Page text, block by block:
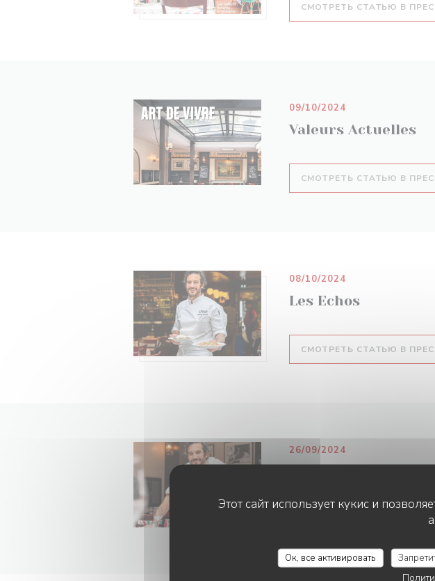
Этот сайт использует кукис и
Ок, все активировать
СМОТРЕТЬ СТАТЬЮ В
Valeurs Actuelles
09/10/2024
СМОТРЕТЬ СТАТЬЮ В
Les Echos
08/10/2024
СМОТРЕТЬ СТАТЬЮ В
26/09/2024
СМОТРЕТЬ СТАТЬЮ В